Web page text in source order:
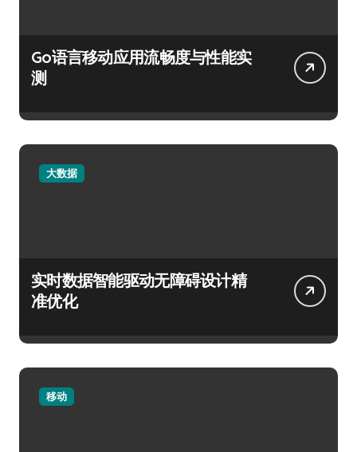
Go语言移动应用流畅度与性能实
测
大数据
实时数据智能驱动无障碍设计精
准优化
移动